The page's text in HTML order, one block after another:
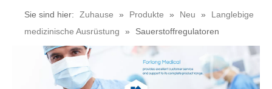
Sie sind hier: Zuhause » Produkte » Neu »
Langlebige
medizinische Ausrüstung
» Sauerstoffregulatoren